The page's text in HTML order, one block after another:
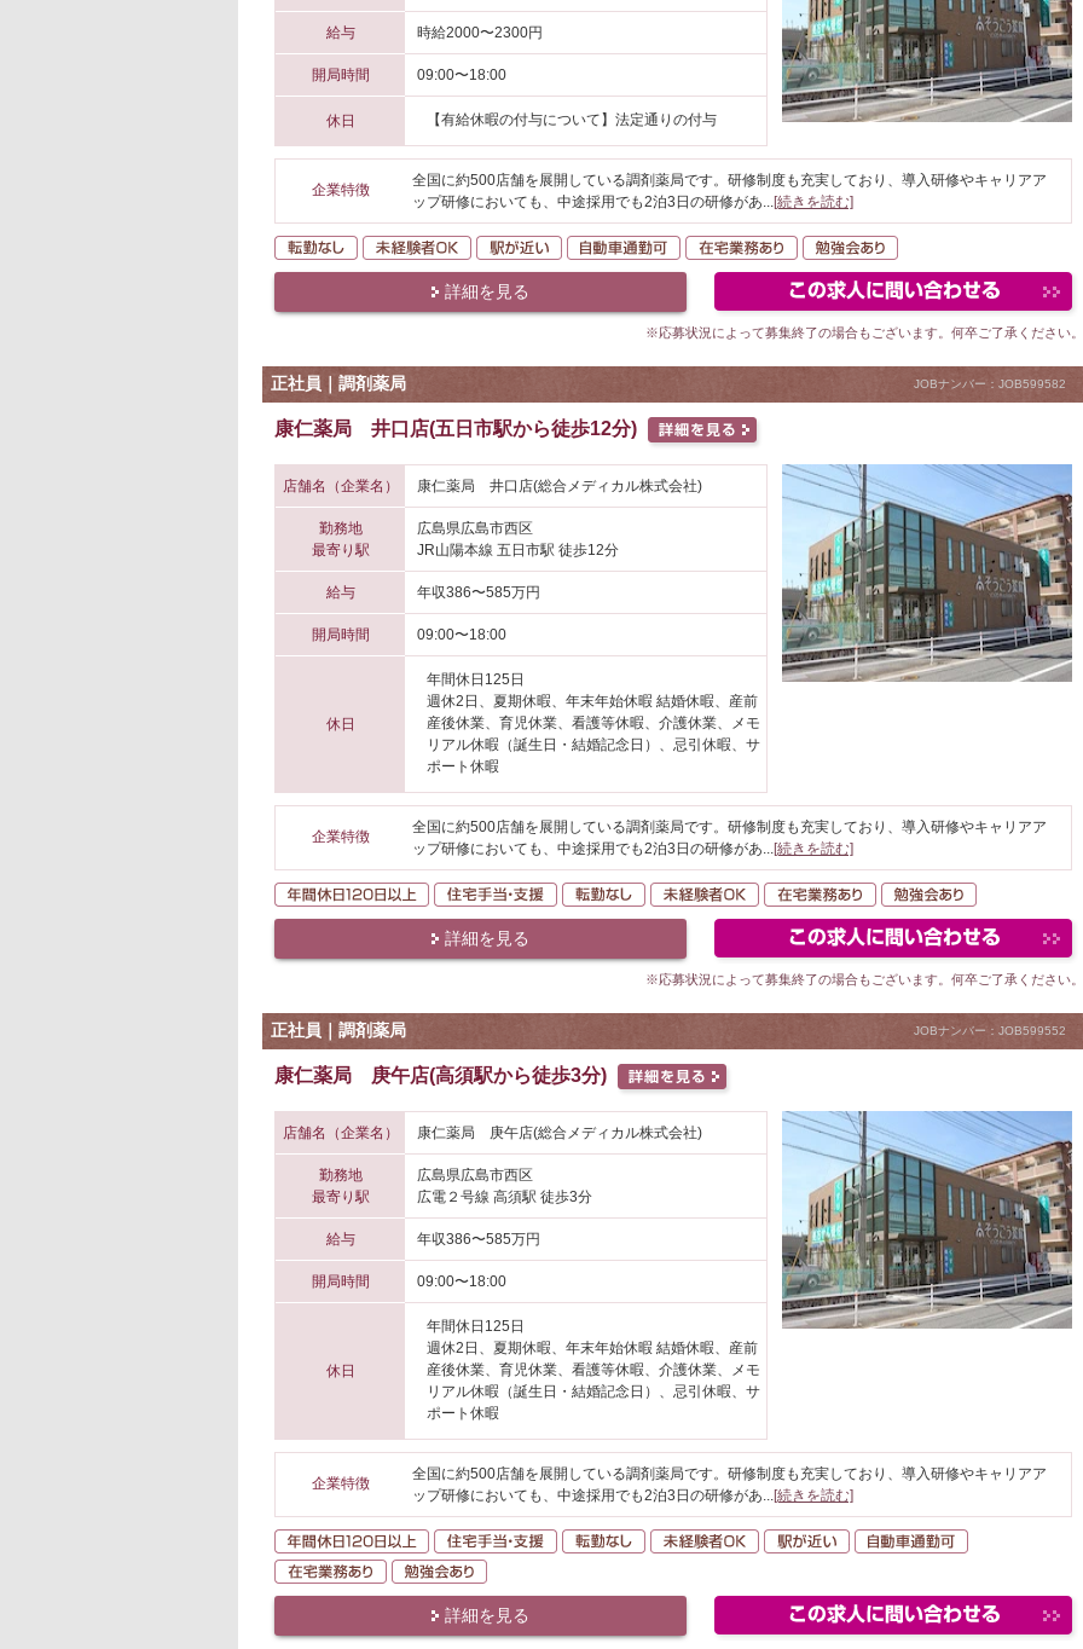
給与 時給2000〜2300円
開局時間 09:00〜18:00
休日 【有給休暇の付与について】法定通りの付与
企業特徴
全国に約500店舗を展開している調剤薬局です。研修制度も充実しており、導入研修やキャリアア
ップ研修においても、中途採用でも2泊3日の研修があ...[続きを読む]
転勤なし 未経験者OK 駅が近い 自動車通勤可 在宅業務あり
詳細を見る
※応募状況によって募集終了の場合もございます。何卒ご了承ください。
正社員｜調剤薬局 JOBナンバー：JOB599582
康仁薬局 井口店(五日市駅から徒歩12分)
店舗名（企業名） 康仁薬局 井口店(総合メディカル株式会社)
勤務地
最寄り駅
広島県広島市西区
JR山陽本線 五日市駅 徒歩12分
給与 年収386〜585万円
開局時間 09:00〜18:00
休日
年間休日125日
週休2日、夏期休暇、年末年始休暇 結婚休暇、産前
産後休業、育児休業、看護等休暇、介護休業、メモ
リアル休暇（誕生日・結婚記念日）、忌引休暇、サ
ポート休暇
企業特徴
全国に約500店舗を展開している調剤薬局です。研修制度も充実しており、導入研修やキャリアア
ップ研修においても、中途採用でも2泊3日の研修があ...[続きを読む]
年間休日120日以上 住宅手当・支援 転勤なし 未経験者OK 在宅業務あり
詳細を見る
※応募状況によって募集終了の場合もございます。何卒ご了承ください。
正社員｜調剤薬局 JOBナンバー：JOB599552
康仁薬局 庚午店(高須駅から徒歩3分)
店舗名（企業名） 康仁薬局 庚午店(総合メディカル株式会社)
勤務地
最寄り駅
広島県広島市西区
広電２号線 高須駅 徒歩3分
給与 年収386〜585万円
開局時間 09:00〜18:00
休日
年間休日125日
週休2日、夏期休暇、年末年始休暇 結婚休暇、産前
産後休業、育児休業、看護等休暇、介護休業、メモ
リアル休暇（誕生日・結婚記念日）、忌引休暇、サ
ポート休暇
企業特徴
全国に約500店舗を展開している調剤薬局です。研修制度も充実しており、導入研修やキャリアア
ップ研修においても、中途採用でも2泊3日の研修があ...[続きを読む]
年間休日120日以上 住宅手当・支援 転勤なし 未経験者OK 駅が近い
在宅業務あり
詳細を見る